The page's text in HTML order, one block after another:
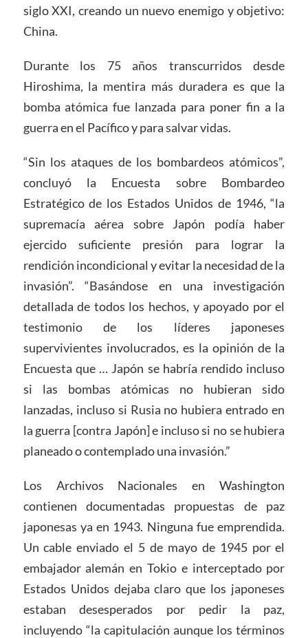
siglo XXI, creando un nuevo enemigo y objetivo:
China.
Durante los 75 años transcurridos desde
Hiroshima, la mentira más duradera es que la
bomba atómica fue lanzada para poner fin a la
guerra en el Pacífico y para salvar vidas.
“Sin los ataques de los bombardeos atómicos”,
concluyó la Encuesta sobre Bombardeo
Estratégico de los Estados Unidos de 1946, “la
supremacía aérea sobre Japón podía haber
ejercido suficiente presión para lograr la
rendición incondicional y evitar la necesidad de la
invasión”. “Basándose en una investigación
detallada de todos los hechos, y apoyado por el
testimonio de los líderes japoneses
supervivientes involucrados, es la opinión de la
Encuesta que … Japón se habría rendido incluso
si las bombas atómicas no hubieran sido
lanzadas, incluso si Rusia no hubiera entrado en
la guerra [contra Japón] e incluso si no se hubiera
planeado o contemplado una invasión.”
Los Archivos Nacionales en Washington
contienen documentadas propuestas de paz
japonesas ya en 1943. Ninguna fue emprendida.
Un cable enviado el 5 de mayo de 1945 por el
embajador alemán en Tokio e interceptado por
Estados Unidos dejaba claro que los japoneses
estaban desesperados por pedir la paz,
incluyendo “la capitulación aunque los términos